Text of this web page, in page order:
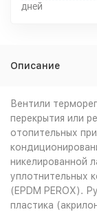
дней
Описание
Вентили
перекрытия или
отопительных
никелированной
уплотнительных
(EPDM PEROX).
пластика